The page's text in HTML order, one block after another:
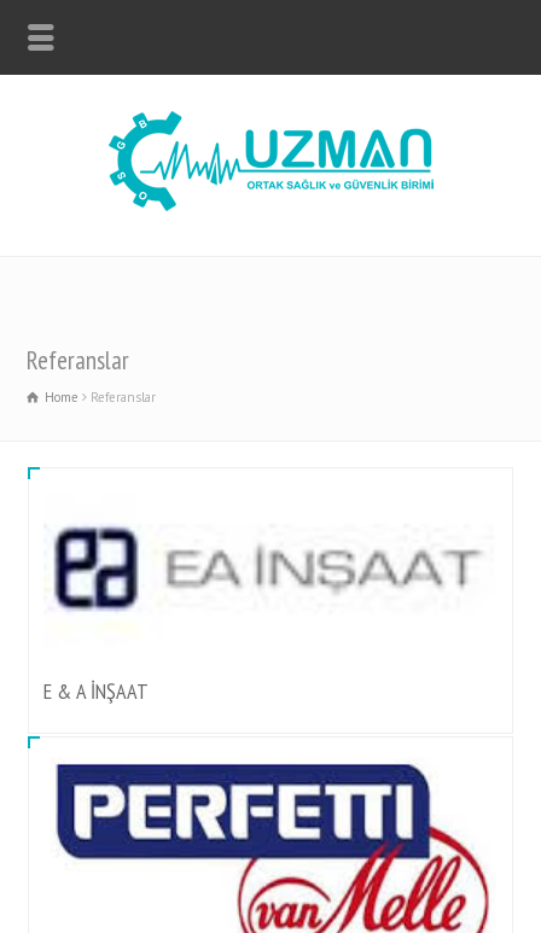
Referanslar
Home Referanslar
E & A İNŞAAT